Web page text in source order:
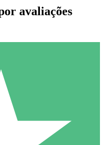
Individuais
de download. Sem
avaliações